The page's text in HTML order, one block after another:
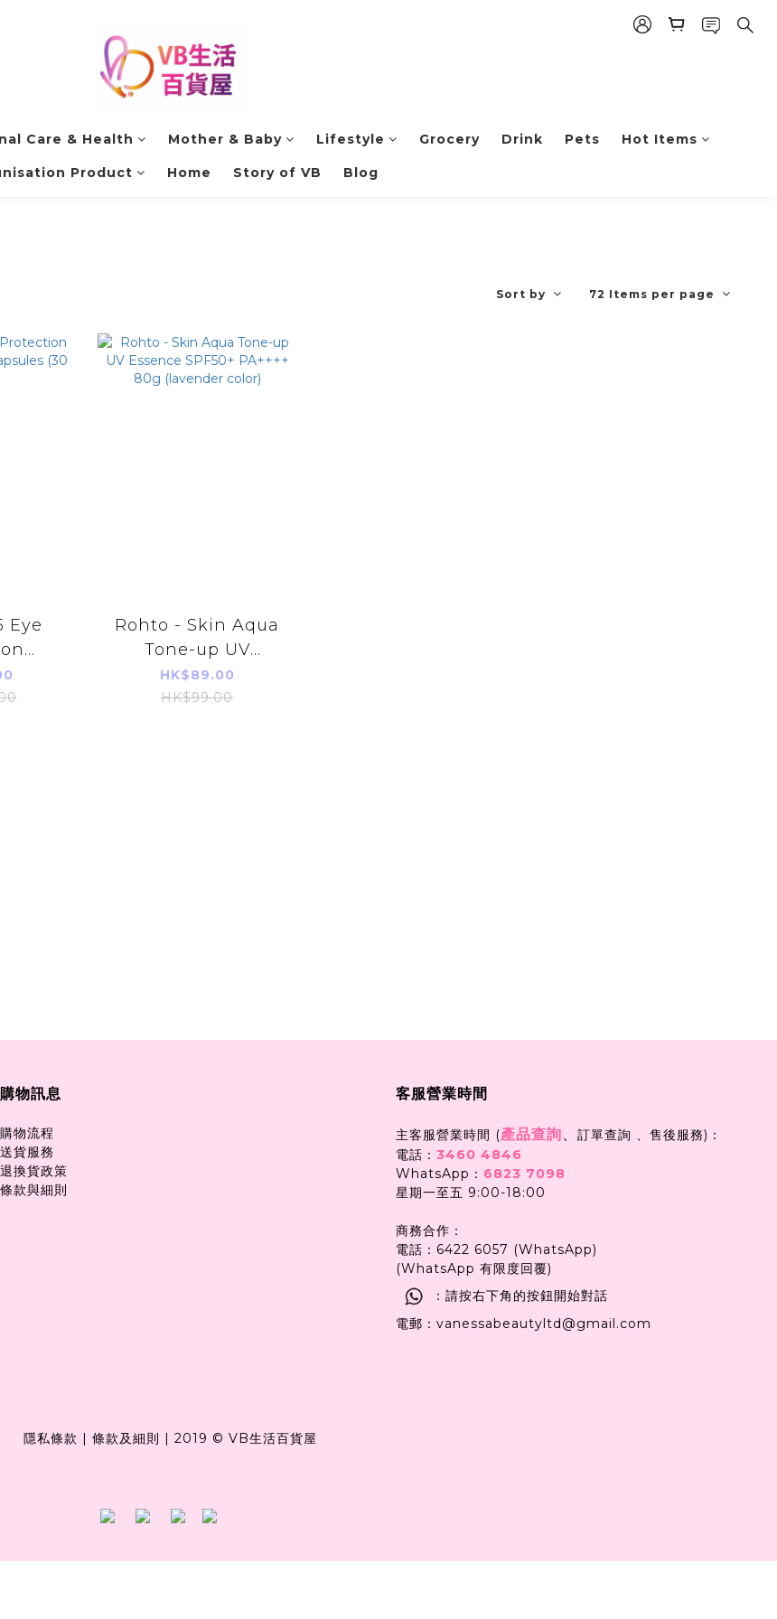
Care & Health Mother & Baby Lifestyle Grocery Drink Pets Hot Items
Product Home Story of VB Blog
Sort by 72 Items per page
Eye
30
Days)
Rohto - Skin Aqua
Tone-up UV
Essence SPF50+
PA++++ 80g
HK$89.00
HK$99.00
購物訊息
購物流程
送貨服務
退換貨政策
條款與細則
客服營業時間
主客服營業時間 (產品查詢、 訂單查詢 、售後服務)：
電話： 3460 4846
WhatsApp： 6823 7098
星期一至五 9:00-18:00
商務合作：
電話：6422 6057 (WhatsApp)
(WhatsApp 有限度回覆)
：請按右下角的按鈕開始對話
電郵：vanessabeautyltd@gmail.com
隱私條款 條款及細則 2019 © VB生活百貨屋